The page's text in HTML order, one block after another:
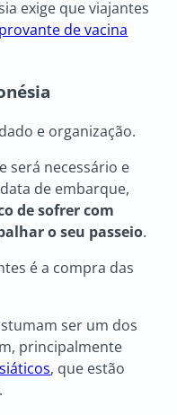
exige que viajantes
de vacina
e organização.
será necessário e
de embarque,
de sofrer com
o seu passeio.
é a compra das
ser um dos
principalmente
, que estão